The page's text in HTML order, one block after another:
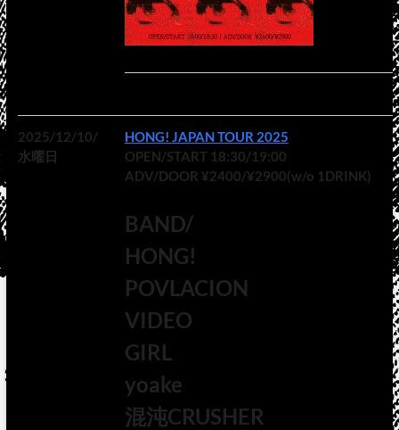
2025/12/10/
水曜日
HONG! JAPAN TOUR 2025
OPEN/START 18:30/19:00
ADV/DOOR ¥2400/¥2900(w/o 1DRINK)
BAND/
HONG!
POVLACION
VIDEO
GIRL
yoake
混沌CRUSHER